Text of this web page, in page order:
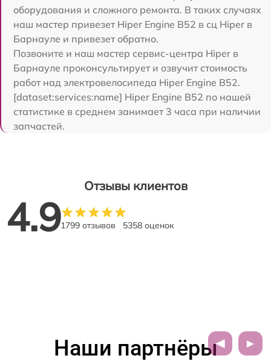
оборудования и сложного ремонта. В таких случаях
наш мастер привезет Hiper Engine B52 в сц Hiper в
Барнауле и привезет обратно.
Позвоните и наш мастер сервис-центра Hiper в
Барнауле проконсультирует и озвучит стоимость
работ над электровелосипеда Hiper Engine B52.
[dataset:services:name] Hiper Engine B52 по нашей
статистике в среднем занимает 3 часа при наличии
запчастей.
Отзывы клиентов
4.91799 отзывов 5358 оценок
Наши партнёры